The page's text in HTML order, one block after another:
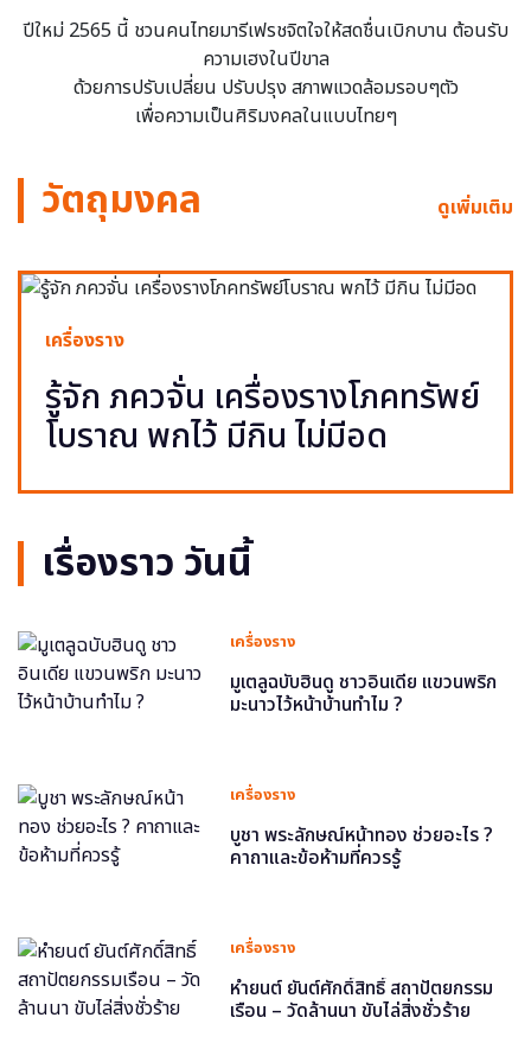
ปีใหม่ 2565 นี้ ชวนคนไทยมารีเฟรชจิตใจให้สดชื่นเบิกบาน ต้อนรับ
ความเฮงในปีขาล
ด้วยการปรับเปลี่ยน ปรับปรุง สภาพแวดล้อมรอบๆตัว
เพื่อความเป็นศิริมงคลในแบบไทยๆ
วัตถุมงคล ดูเพิ่มเติม
เครื่องราง
รู้จัก ภควจั่น เครื่องรางโภคทรัพย์
โบราณ พกไว้ มีกิน ไม่มีอด
เรื่องราว วันนี้
เครื่องราง
มูเตลูฉบับฮินดู ชาวอินเดีย แขวนพริก
มะนาวไว้หน้าบ้านทำไม ?
เครื่องราง
บูชา พระลักษณ์หน้าทอง ช่วยอะไร ?
คาถาและข้อห้ามที่ควรรู้
เครื่องราง
หำยนต์ ยันต์ศักดิ์สิทธิ์ สถาปัตยกรรม
เรือน – วัดล้านนา ขับไล่สิ่งชั่วร้าย